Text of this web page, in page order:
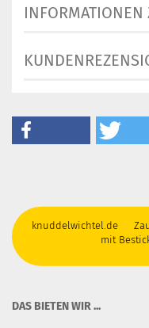
INFORMATIONEN
knuddelwichtel.de
mit
DAS BIETEN WIR ...